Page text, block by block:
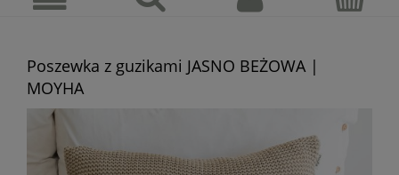
Poszewka z guzikami JASNO BEŻOWA |
MOYHA